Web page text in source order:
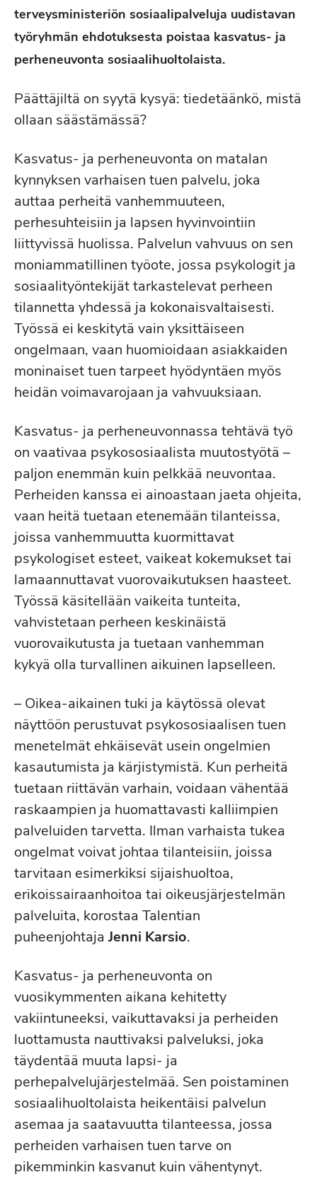
terveysministeriön sosiaalipalveluja uudistavan
työryhmän ehdotuksesta poistaa kasvatus- ja
perheneuvonta sosiaalihuoltolaista.
Päättäjiltä on syytä kysyä: tiedetäänkö, mistä
ollaan säästämässä?
Kasvatus- ja perheneuvonta on matalan
kynnyksen varhaisen tuen palvelu, joka
auttaa perheitä vanhemmuuteen,
perhesuhteisiin ja lapsen hyvinvointiin
liittyvissä huolissa. Palvelun vahvuus on sen
moniammatillinen työote, jossa psykologit ja
sosiaalityöntekijät tarkastelevat perheen
tilannetta yhdessä ja kokonaisvaltaisesti.
Työssä ei keskitytä vain yksittäiseen
ongelmaan, vaan huomioidaan asiakkaiden
moninaiset tuen tarpeet hyödyntäen myös
heidän voimavarojaan ja vahvuuksiaan.
Kasvatus- ja perheneuvonnassa tehtävä työ
on vaativaa psykososiaalista muutostyötä –
paljon enemmän kuin pelkkää neuvontaa.
Perheiden kanssa ei ainoastaan jaeta ohjeita,
vaan heitä tuetaan etenemään tilanteissa,
joissa vanhemmuutta kuormittavat
psykologiset esteet, vaikeat kokemukset tai
lamaannuttavat vuorovaikutuksen haasteet.
Työssä käsitellään vaikeita tunteita,
vahvistetaan perheen keskinäistä
vuorovaikutusta ja tuetaan vanhemman
kykyä olla turvallinen aikuinen lapselleen.
– Oikea-aikainen tuki ja käytössä olevat
näyttöön perustuvat psykososiaalisen tuen
menetelmät ehkäisevät usein ongelmien
kasautumista ja kärjistymistä. Kun perheitä
tuetaan riittävän varhain, voidaan vähentää
raskaampien ja huomattavasti kalliimpien
palveluiden tarvetta. Ilman varhaista tukea
ongelmat voivat johtaa tilanteisiin, joissa
tarvitaan esimerkiksi sijaishuoltoa,
erikoissairaanhoitoa tai oikeusjärjestelmän
palveluita, korostaa Talentian
puheenjohtaja Jenni Karsio.
Kasvatus- ja perheneuvonta on
vuosikymmenten aikana kehitetty
vakiintuneeksi, vaikuttavaksi ja perheiden
luottamusta nauttivaksi palveluksi, joka
täydentää muuta lapsi- ja
perhepalvelujärjestelmää. Sen poistaminen
sosiaalihuoltolaista heikentäisi palvelun
asemaa ja saatavuutta tilanteessa, jossa
perheiden varhaisen tuen tarve on
pikemminkin kasvanut kuin vähentynyt.